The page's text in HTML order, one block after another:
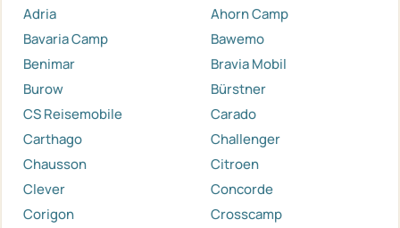
Adria
Ahorn Camp
Bavaria Camp
Bawemo
Benimar
Bravia Mobil
Burow
Bürstner
CS Reisemobile
Carado
Carthago
Challenger
Chausson
Citroen
Clever
Concorde
Corigon
Crosscamp